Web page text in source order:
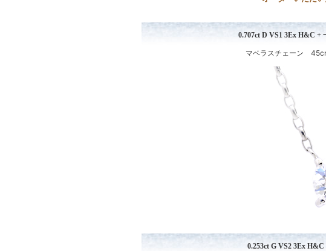
0.707ct D VS1 3Ex H&C +
マベラスチェーン
0.253ct G VS2 3Ex